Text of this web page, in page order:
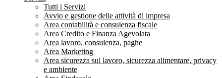
Tutti i Servizi
Avvio e gestione delle attività di impresa
Area contabilità e consulenza fiscale
Area Credito e Finanza Agevolata
Area lavoro, consulenza, paghe
Area Marketing
Area sicurezza sul lavoro, sicurezza alimentare, privacy
e ambiente